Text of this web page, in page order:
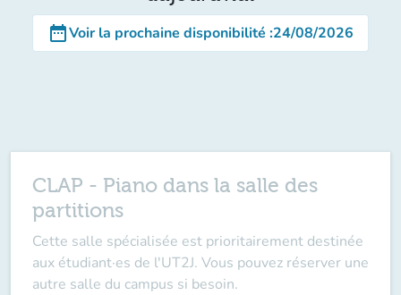
date_rangeVoir la prochaine disponibilité :24/08/2026
CLAP - Piano dans la salle des
partitions
Cette salle spécialisée est prioritairement destinée
aux étudiant·es de l'UT2J. Vous pouvez réserver une
autre salle du campus si besoin.